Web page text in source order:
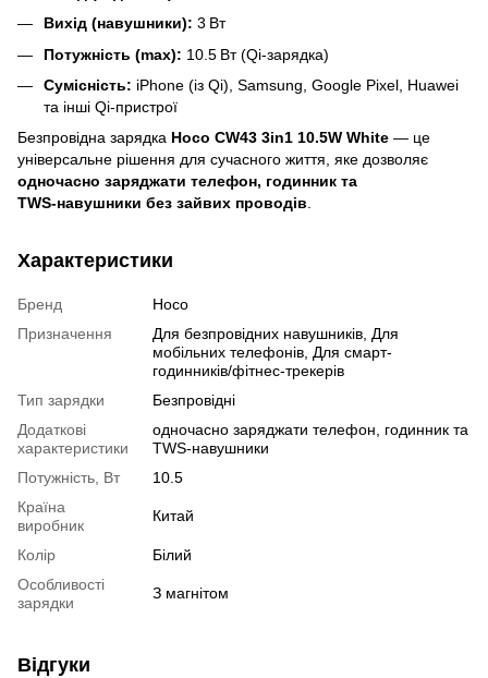
Вихід (навушники): 3 Вт
Потужність (max): 10.5 Вт (Qi‑зарядка)
Сумісність: iPhone (із Qi), Samsung, Google Pixel, Huawei
та інші Qi‑пристрої
Безпровідна зарядка Hoco CW43 3in1 10.5W White — це
універсальне рішення для сучасного життя, яке дозволяє
одночасно заряджати телефон, годинник та
TWS‑навушники без зайвих проводів.
Характеристики
Бренд
Hoco
Призначення
Для безпровідних навушників, Для
мобільних телефонів, Для смарт-
годинників/фітнес-трекерів
Тип зарядки
Безпровідні
Додаткові
характеристики
одночасно заряджати телефон, годинник та
TWS‑навушники
Потужність, Вт
10.5
Країна
виробник
Китай
Колір
Білий
Особливості
зарядки
З магнітом
Відгуки